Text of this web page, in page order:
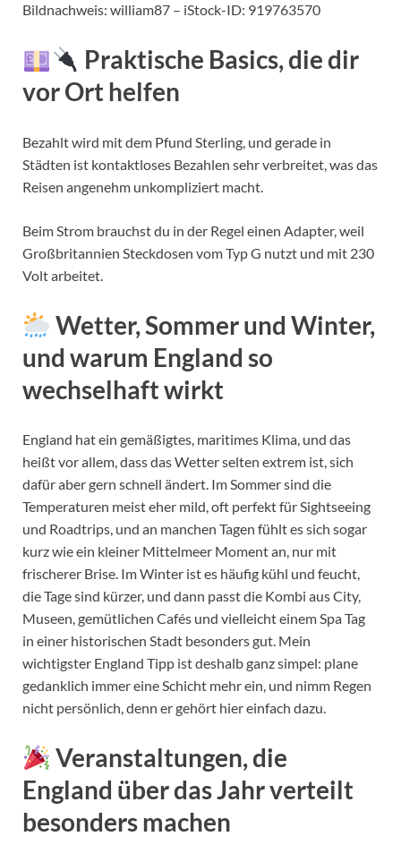
Bildnachweis: william87 – iStock-ID: 919763570
Praktische Basics, die dir
vor Ort helfen
Bezahlt wird mit dem Pfund Sterling, und gerade in
Städten ist kontaktloses Bezahlen sehr verbreitet, was das
Reisen angenehm unkompliziert macht.
Beim Strom brauchst du in der Regel einen Adapter, weil
Großbritannien Steckdosen vom Typ G nutzt und mit 230
Volt arbeitet.
Wetter, Sommer und Winter,
und warum England so
wechselhaft wirkt
England hat ein gemäßigtes, maritimes Klima, und das
heißt vor allem, dass das Wetter selten extrem ist, sich
dafür aber gern schnell ändert. Im Sommer sind die
Temperaturen meist eher mild, oft perfekt für Sightseeing
und Roadtrips, und an manchen Tagen fühlt es sich sogar
kurz wie ein kleiner Mittelmeer Moment an, nur mit
frischerer Brise. Im Winter ist es häufig kühl und feucht,
die Tage sind kürzer, und dann passt die Kombi aus City,
Museen, gemütlichen Cafés und vielleicht einem Spa Tag
in einer historischen Stadt besonders gut. Mein
wichtigster England Tipp ist deshalb ganz simpel: plane
gedanklich immer eine Schicht mehr ein, und nimm Regen
nicht persönlich, denn er gehört hier einfach dazu.
Veranstaltungen, die
England über das Jahr verteilt
besonders machen